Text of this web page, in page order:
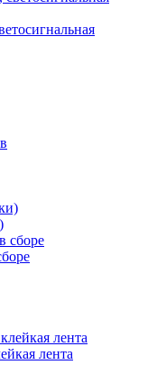
лента